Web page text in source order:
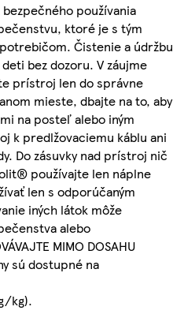
používania
ktoré je s tým
Čistenie a údržbu
bez dozoru. V záujme
prístroj len do správne
mieste, dbajte na to, aby
na posteľ alebo iným
k predlžovaciemu káblu ani
Do zásuvky nad prístroj nič
používajte len náplne
len s odporúčaným
iných látok môže
alebo
MIMO DOSAHU
sú dostupné na
kg).